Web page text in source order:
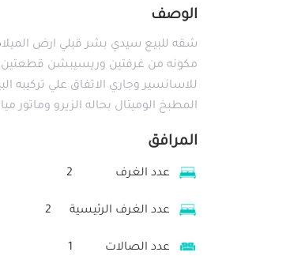
الوصف
مكونه من غرفتين وريسيبشن قطعتين
للاسانسير وجاري الاتفاق علي
المطبخ الوميتال بحاله الزيرو وماتور
المرافق
عدد الغرف 2
عدد الغرف الرئيسية 2
عدد الصالات 1